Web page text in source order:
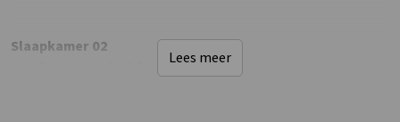
Slaapkamer 02
Lees meer